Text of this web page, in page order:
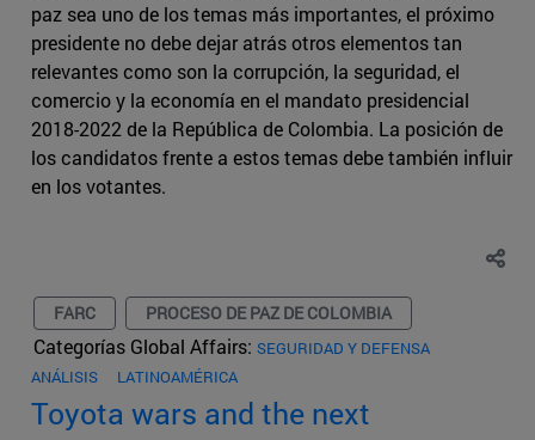
paz sea uno de los temas más importantes, el próximo
presidente no debe dejar atrás otros elementos tan
relevantes como son la corrupción, la seguridad, el
comercio y la economía en el mandato presidencial
2018-2022 de la República de Colombia. La posición de
los candidatos frente a estos temas debe también influir
en los votantes.
FARC PROCESO DE PAZ DE COLOMBIA
Categorías Global Affairs: SEGURIDAD Y DEFENSA
ANÁLISIS
LATINOAMÉRICA
Toyota wars and the next